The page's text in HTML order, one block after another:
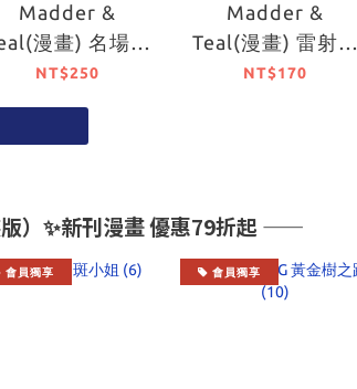
Madder &
漫畫) 名場面
壓克力鑰匙圈 A
NT$250
Madder &
Teal(漫畫) 雷射胸
章 B
NT$170
）✨新刊漫畫 優惠79折起 ――
會員獨享 會員獨享